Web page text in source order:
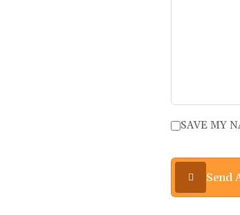
SAVE MY
Send